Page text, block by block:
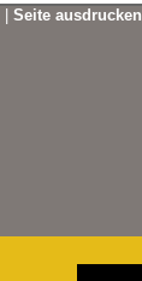
Seite ausdrucken